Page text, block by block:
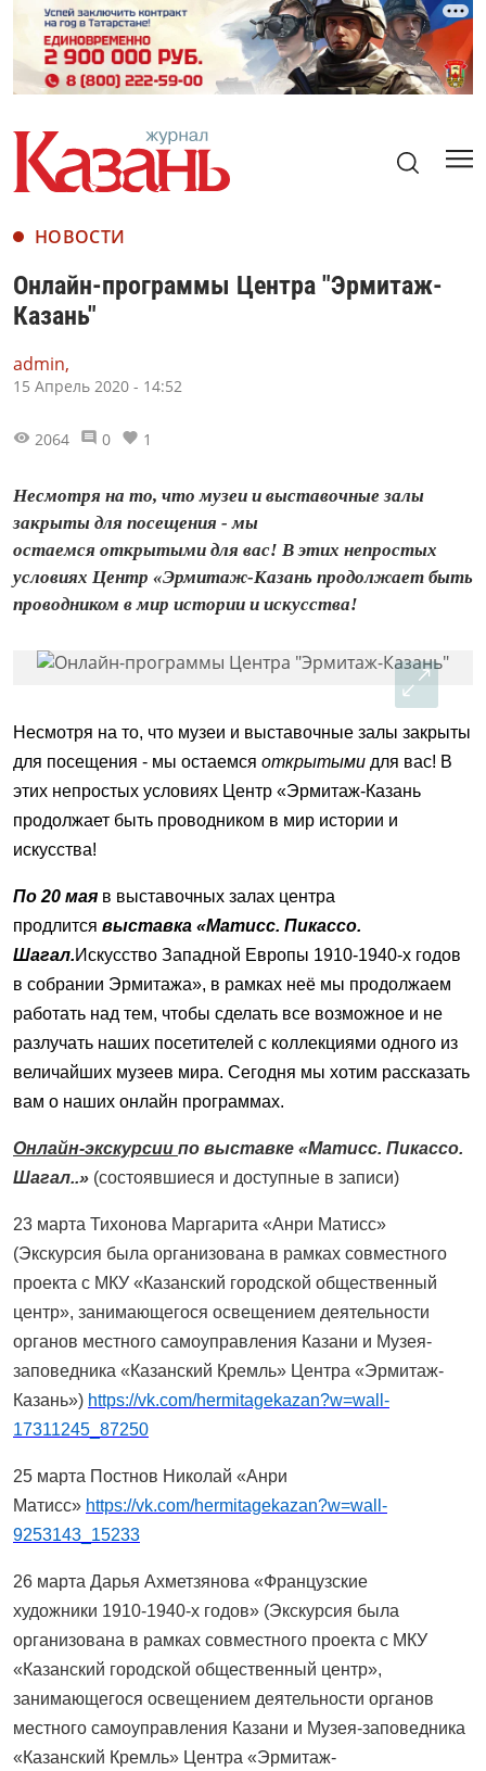
НОВОСТИ
Онлайн-программы Центра "Эрмитаж-
Казань"
admin,
15 Апрель 2020 - 14:52
2064 0 1
Несмотря на то, что музеи и выставочные залы
закрыты для посещения - мы
остаемся открытыми для вас! В этих непростых
условиях Центр «Эрмитаж-Казань продолжает быть
проводником в мир истории и искусства!
Несмотря на то, что музеи и выставочные залы закрыты
для посещения - мы остаемся открытыми для вас! В
этих непростых условиях Центр «Эрмитаж-Казань
продолжает быть проводником в мир истории и
искусства!
По 20 мая в выставочных залах центра
продлится выставка «Матисс. Пикассо.
Шагал.Искусство Западной Европы 1910-1940-х годов
в собрании Эрмитажа», в рамках неё мы продолжаем
работать над тем, чтобы сделать все возможное и не
разлучать наших посетителей с коллекциями одного из
величайших музеев мира. Сегодня мы хотим рассказать
вам о наших онлайн программах.
Онлайн-экскурсии по выставке «Матисс. Пикассо.
Шагал..» (состоявшиеся и доступные в записи)
23 марта Тихонова Маргарита «Анри Матисс»
(Экскурсия была организована в рамках совместного
проекта с МКУ «Казанский городской общественный
центр», занимающегося освещением деятельности
органов местного самоуправления Казани и Музея-
заповедника «Казанский Кремль» Центра «Эрмитаж-
Казань») https://vk.com/hermitagekazan?w=wall-
17311245_87250
25 марта Постнов Николай «Анри
Матисс» https://vk.com/hermitagekazan?w=wall-
9253143_15233
26 марта Дарья Ахметзянова «Французские
художники 1910-1940-х годов» (Экскурсия была
организована в рамках совместного проекта с МКУ
«Казанский городской общественный центр»,
занимающегося освещением деятельности органов
местного самоуправления Казани и Музея-заповедника
«Казанский Кремль» Центра «Эрмитаж-